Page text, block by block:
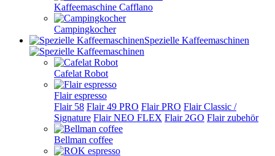
Kaffeemaschine Cafflano
Campingkocher
Spezielle Kaffeemaschinen
Cafelat Robot
Flair espresso
Flair 58 Flair 49 PRO Flair PRO Flair Classic /
Signature Flair NEO FLEX Flair 2GO Flair zubehör
Bellman coffee